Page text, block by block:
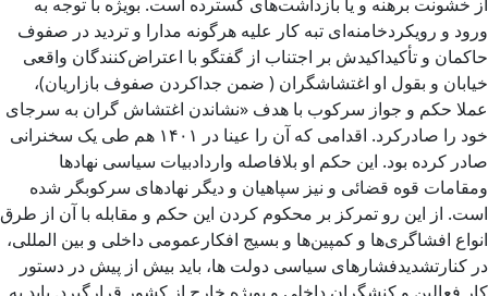
ورود و رویکردخامنه‌ای تبه کار علیه هرگونه مدارا و تردید در صفوف
حاکمان و تأکیداکیدش بر اجتناب از گفتگو با اعتراض‌کنندگان واقعی
خیابان و بقول او اغتشاشگران ( ضمن جداکردن صفوف بازاریان)،
عملا حکم و جواز سرکوب با هدف «نشاندن اغتشاش گران به سرجای
خود را صادرکرد. اقدامی که آن را عینا در ۱۴۰۱ هم طی یک سخنرانی
صادر کرده بود. این حکم او بلافاصله واردادبیات سیاسی نهادها
ومقامات قوه قضائی و نیز سپاهیان و دیگر نهادهای سرکوبگر شده
است. از این رو تمرکز بر محکوم کردن این حکم و مقابله با آن از طرق
انواع افشاگری‌ها و کمپین‌ها و بسیج افکارعمومی داخلی و بین المللی،
در کنارتشدیدفشارهای سیاسی دولت ها، باید بیش از پیش‌ در دستور